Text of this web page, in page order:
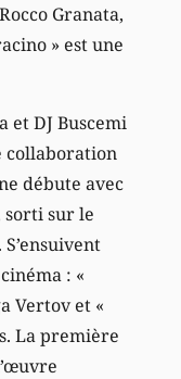
Granata,
» est une
et DJ Buscemi
collaboration
débute avec
sorti sur le
: «
Vertov et «
La première